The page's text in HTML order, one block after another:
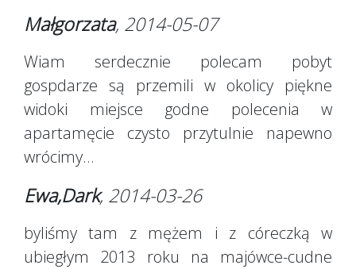
Małgorzata, 2014-05-07
Wiam serdecznie polecam pobyt
gospdarze są przemili w okolicy piękne
widoki miejsce godne polecenia w
apartamęcie czysto przytulnie napewno
wrócimy...
Ewa,Dark, 2014-03-26
byliśmy tam z mężem i z córeczką w
ubiegłym 2013 roku na majówce-cudne